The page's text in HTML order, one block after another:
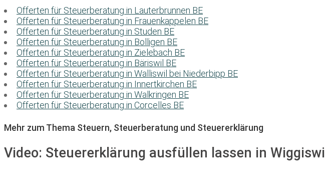
Offerten für Steuerberatung in Lauterbrunnen BE
Offerten für Steuerberatung in Frauenkappelen BE
Offerten für Steuerberatung in Studen BE
Offerten für Steuerberatung in Bolligen BE
Offerten für Steuerberatung in Zielebach BE
Offerten für Steuerberatung in Bäriswil BE
Offerten für Steuerberatung in Walliswil bei Niederbipp BE
Offerten für Steuerberatung in Innertkirchen BE
Offerten für Steuerberatung in Walkringen BE
Offerten für Steuerberatung in Corcelles BE
Mehr zum Thema Steuern, Steuerberatung und Steuererklärung
Video: Steuererklärung ausfüllen lassen in Wiggiswil